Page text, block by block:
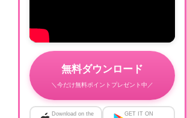
無料ダウンロード
＼今だけ無料ポイントプレゼント中／
Download on the GET IT ON